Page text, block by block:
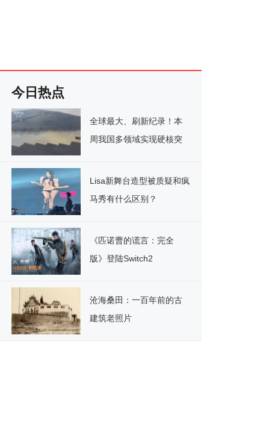
今日热点
全球最大、刷新纪录！本
周我国多领域实现硬核突
Lisa新舞台造型被质疑和疯
马秀有什么区别？
《匹诺曹的谎言：完全
版》登陆Switch2
沧海桑田：一百年前的古
建筑老照片